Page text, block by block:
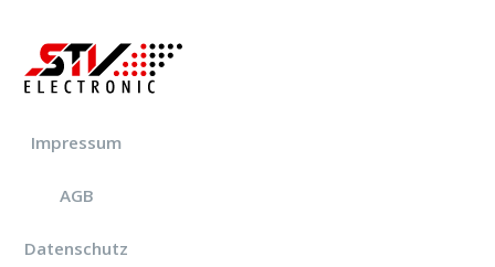
Impressum
AGB
Datenschutz